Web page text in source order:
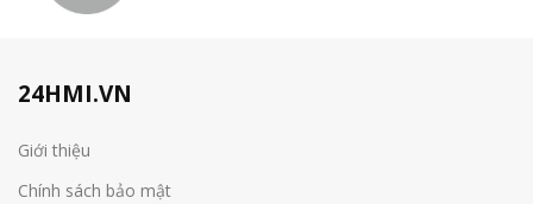
24HMI.VN
Giới thiệu
Chính sách bảo mật